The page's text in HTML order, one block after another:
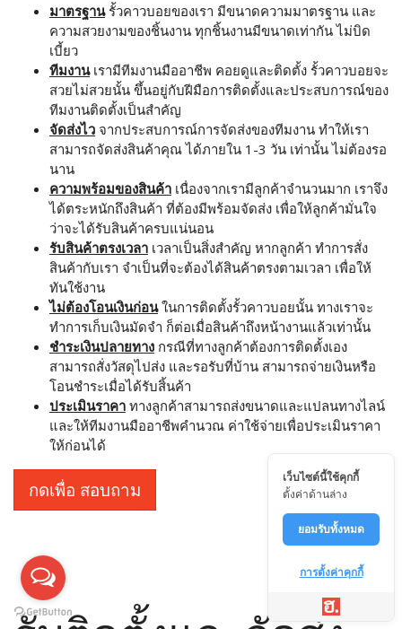
มาตรฐานรั้วคาวบอยของเรา มีขนาดความมาตรฐาน และ
ความสวยงามของชิ้นงาน ทุกชิ้นงานมีขนาดเท่ากัน ไม่บิด
เบี้ยว
ทีมงานเรามีทีมงานมืออาชีพ คอยดูและติดตั้ง รั้วคาวบอยจะ
สวยไม่สวยนั้น ขึ้นอยู่กับฝีมือการติดตั้งและประสบการณ์ของ
ทีมงานติดตั้งเป็นสำคัญ
จัดส่งไว จากประสบการณ์การจัดส่งของทีมงาน ทำให้เรา
สามารถจัดส่งสินค้าคุณ ได้ภายใน 1-3 วัน เท่านั้น ไม่ต้องรอ
นาน
ความพร้อมของสินค้า เนื่องจากเรามีลูกค้าจำนวนมาก เราจึง
ได้ตระหนักถึงสินค้า ที่ต้องมีพร้อมจัดส่ง เพื่อให้ลูกค้ามั่นใจ
ว่าจะได้รับสินค้าครบแน่นอน
รับสินค้าตรงเวลา เวลาเป็นสิ่งสำคัญ หากลูกค้า ทำการสั่ง
สินค้ากับเรา จำเป็นที่จะต้องได้สินค้าตรงตามเวลา เพื่อให้
ทันใช้งาน
ไม่ต้องโอนเงินก่อนในการติดตั้งรั้วคาวบอยนั้น ทางเราจะ
ทำการเก็บเงินมัดจำ ก็ต่อเมื่อสินค้าถึงหน้างานแล้วเท่านั้น
ชำระเงินปลายทาง กรณีที่ทางลูกค้าต้องการติดตั้งเอง
สามารถสั่งวัสดุไปส่ง และรอรับที่บ้าน สามารถจ่ายเงินหรือ
โอนชำระเมื่อได้รับสิ้นค้า
ประเมินราคา ทางลูกค้าสามารถส่งขนาดและแปลนทางไลน์
และให้ทีมงานมืออาชีพคำนวณ ค่าใช้จ่ายเพื่อประเมินราคา
ให้ก่อนได้
กดเพื่อ สอบถาม
เว็บไซต์นี้ใช้คุกกี้
ตั้งค่าด้านล่าง
ยอมรับทั้งหมด
การตั้งค่าคุกกี้